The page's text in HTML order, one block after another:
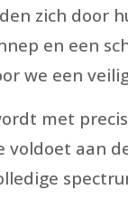
zich
en een
we een
met
voldoet aan